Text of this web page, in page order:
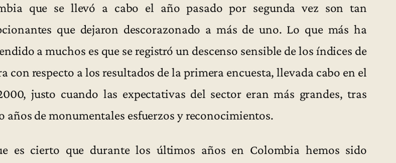
que se llevó a cabo el año pasado por segunda vez son tan
que dejaron descorazonado a más de uno. Lo que más ha
a muchos es que se registró un descenso sensible de los índices de
con respecto a los resultados de la primera encuesta, llevada cabo en el
justo cuando las expectativas del sector eran más grandes, tras
años de monumentales esfuerzos y reconocimientos.
es cierto que durante los últimos años en Colombia hemos sido